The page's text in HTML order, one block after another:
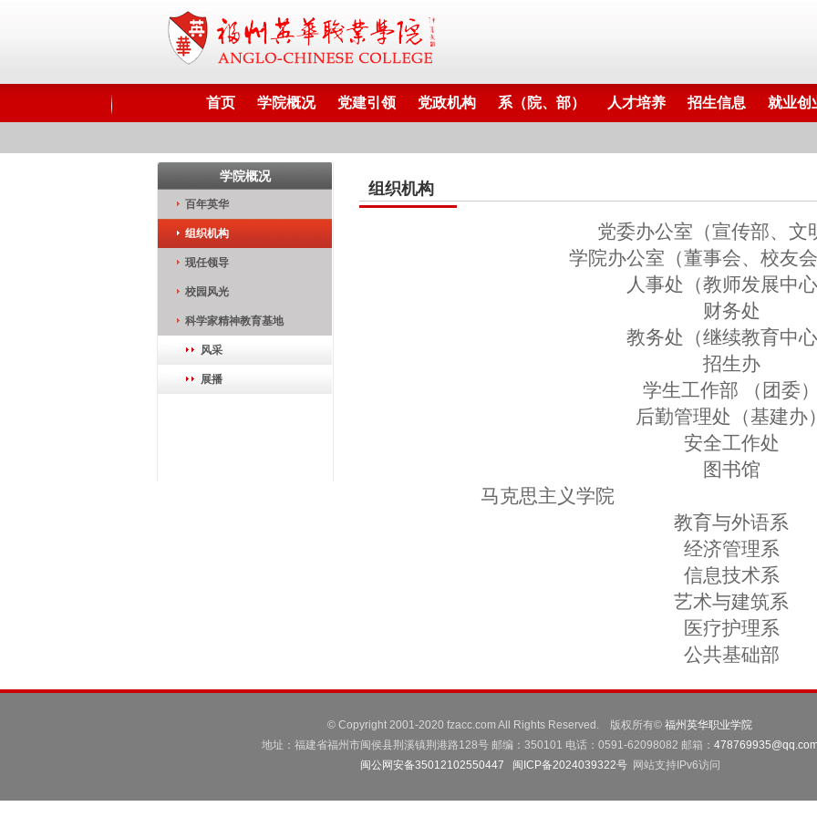
首页 学院概况 党建引领 党政机构 系（院、部） 人才培养 招生信息 就业创
学院概况
百年英华
组织机构
现任领导
校园风光
科学家精神教育基地
风采
展播
组织机构
党委办公室（宣传部、文
学院办公室（董事会、校友
人事处（教师发展中
财务处
教务处（继续教育中
招生办
学生工作部
（团委
后勤管理处（基建办
安全工作处
图书馆
马克思主义学院
教育与外语系
经济管理系
信息技术系
艺术与建筑系
医疗护理系
公共基础部
© Copyright 2001-2020 fzacc.com All Rights Reserved. 版权所有© 福州英华职业学院
地址：福建省福州市闽侯县荆溪镇荆港路128号 邮编：350101 电话：0591-62098082 邮箱：
闽公网安备35012102550447
闽ICP备2024039322号网站支持IPv6访问